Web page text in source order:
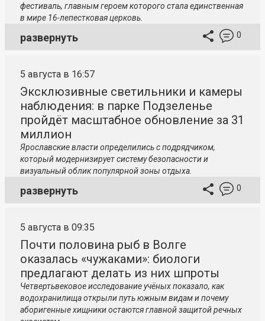
фестиваль, главным героем которого стала единственная
в мире 16-лепестковая церковь.
развернуть 0
5 августа в 16:57
Эксклюзивные светильники и камеры
наблюдения: в парке Подзеленье
пройдёт масштабное обновление за 31
миллион
Ярославские власти определились с подрядчиком,
который модернизирует систему безопасности и
визуальный облик популярной зоны отдыха.
развернуть 0
5 августа в 09:35
Почти половина рыб в Волге
оказалась «чужаками»: биологи
предлагают делать из них шпроты
Четвертьвековое исследование учёных показало, как
водохранилища открыли путь южным видам и почему
аборигенные хищники остаются главной защитой речных